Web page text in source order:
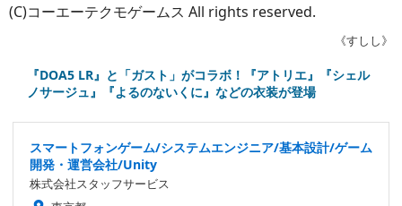
(C)コーエーテクモゲームス All rights reserved.
《すしし》
『DOA5 LR』と「ガスト」がコラボ！『アトリエ』『シェル
ノサージュ』『よるのないくに』などの衣装が登場
スマートフォンゲーム/システムエンジニア/基本設計/ゲーム
開発・運営会社/Unity
株式会社スタッフサービス